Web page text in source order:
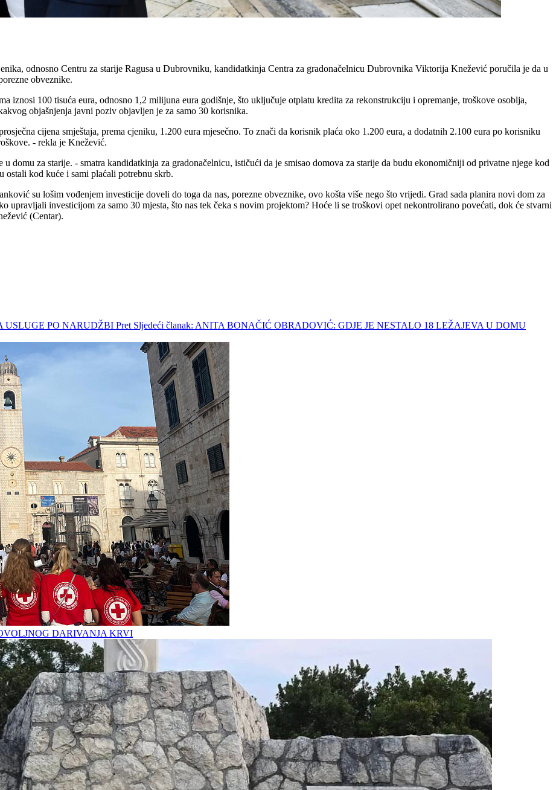
odnosno Centru za starije Ragusa u Dubrovniku, kandidatkinja Centra za gradonačelnicu Dubrovnika Viktorija Knežević poručila je da u
obveznike.
iznosi 100 tisuća eura, odnosno 1,2 milijuna eura godišnje, što uključuje otplatu kredita za rekonstrukciju i opremanje, troškove osoblja,
objašnjenja javni poziv objavljen je za samo 30 korisnika.
cijena smještaja, prema cjeniku, 1.200 eura mjesečno. To znači da korisnik plaća oko 1.200 eura, a dodatnih 2.100 eura po korisniku
- rekla je Knežević.
domu za starije. - smatra kandidatkinja za gradonačelnicu, ističući da je smisao domova za starije da budu ekonomičniji od privatne njege kod
ostali kod kuće i sami plaćali potrebnu skrb.
su lošim vođenjem investicije doveli do toga da nas, porezne obveznike, ovo košta više nego što vrijedi. Grad sada planira novi dom za
upravljali investicijom za samo 30 mjesta, što nas tek čeka s novim projektom? Hoće li se troškovi opet nekontrolirano povećati, dok će stvarni
(Centar).
USLUGE PO NARUDŽBI Pret Sljedeći članak: ANITA BONAČIĆ OBRADOVIĆ: GDJE JE NESTALO 18 LEŽAJEVA U DOMU
DARIVANJA KRVI